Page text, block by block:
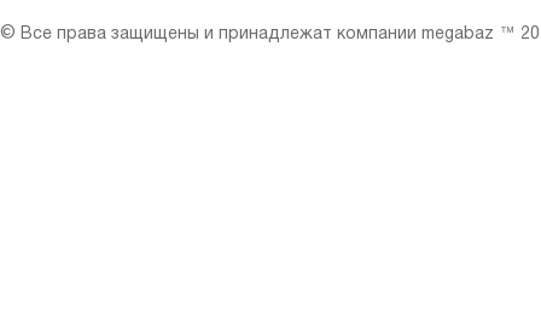
© Все права защищены и принадлежат компании megabaz ™